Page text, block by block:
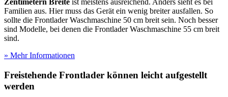
Familien aus. Hier muss das Gerät ein wenig breiter ausfallen. So
sollte die Frontlader Waschmaschine 50 cm breit sein. Noch besser
sind Modelle, bei denen die Frontlader Waschmaschine 55 cm breit
sind.
» Mehr Informationen
Freistehende Frontlader können leicht aufgestellt
werden